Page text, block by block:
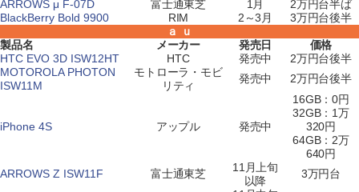
ARROWS μ F-07D
富士通東芝 1月
2万円台半ば
BlackBerry Bold 9900
RIM 2～3月
3万円台後半
ａ ｕ
製品名
メーカー 発売日
価格
HTC EVO 3D ISW12HT
HTC 発売中
2万円台後半
MOTOROLA PHOTON
ISW11M
モトローラ・モビ
リティ
発売中 2万円台後半
iPhone 4S アップル 発売中
16GB：0円
32GB：1万
320円
64GB：2万
640円
ARROWS Z ISW11F
富士通東芝
11月上旬
以降
3万円台